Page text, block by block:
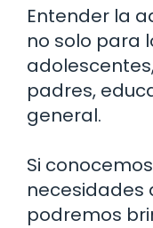
Entender la
no solo para
padres,
general.
Si
necesidades
podremos